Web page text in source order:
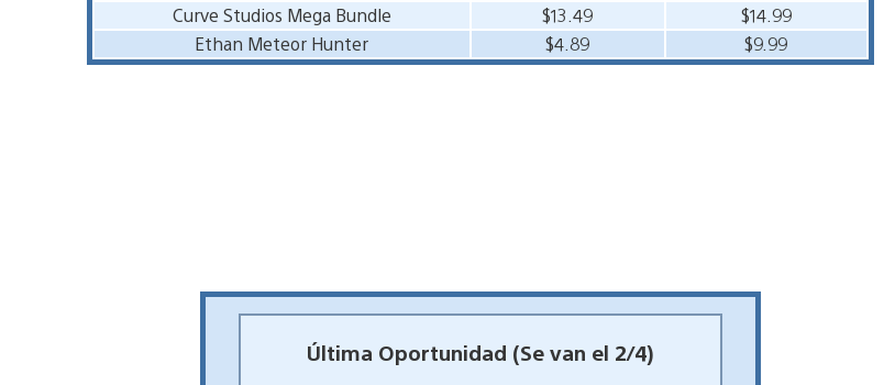
Curve Studios Mega Bundle $13.49
$14.99
Ethan Meteor Hunter
$4.89 $9.99
Última Oportunidad (Se van el 2/4)